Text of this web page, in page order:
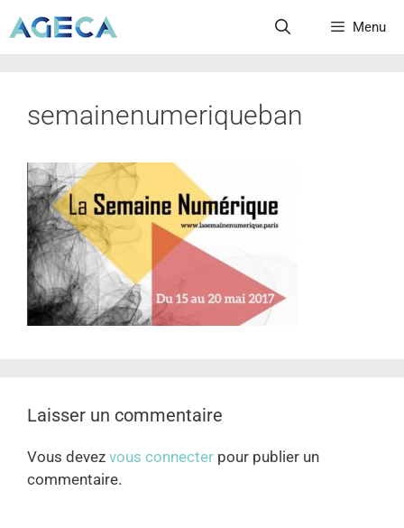
Menu
semainenumeriqueban
Laisser un commentaire
Vous devez vous connecter pour publier un
commentaire.